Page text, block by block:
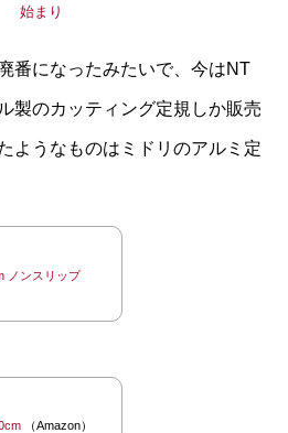
番になったみたいで、今はNT
製のカッティング定規しか販売
ようなものはミドリのアルミ定
ノンスリップ
（Amazon）